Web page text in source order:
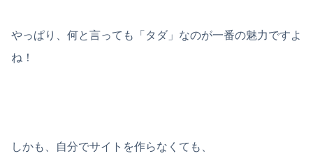
やっぱり、 何と言っても「タダ」なのが一番の魅力ですよ
ね！
しかも、自分でサイトを作らなくても、